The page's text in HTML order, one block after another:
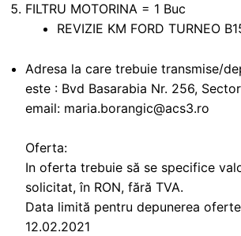
FILTRU MOTORINA = 1 Buc
REVIZIE KM FORD TURNEO
Adresa la care trebuie transmise/
este : Bvd Basarabia Nr. 256,
email: maria.borangic@acs3.ro
Oferta:
In oferta trebuie să se specifice
solicitat, în RON, fără TVA.
Data limită pentru depunerea
12.02.2021